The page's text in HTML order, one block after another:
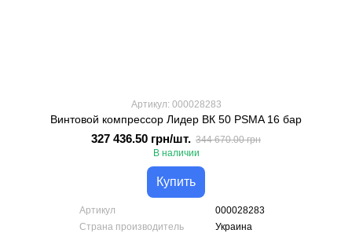
Артикул: 000028283
Винтовой компрессор Лидер ВК 50 PSMA 16 бар
327 436.50 грн/шт. 344 670.00 грн
В наличии
Купить
Артикул
000028283
Страна производитель
Украина